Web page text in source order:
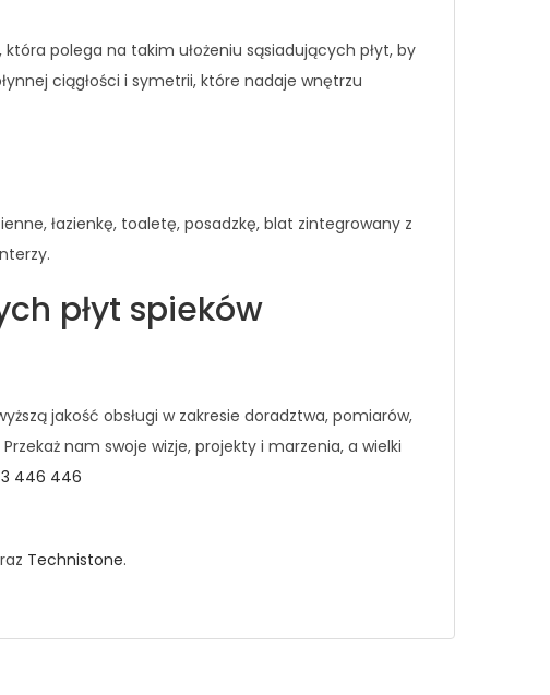
polega na takim ułożeniu sąsiadujących płyt, by
ciągłości i symetrii, które nadaje wnętrzu
łazienkę, toaletę, posadzkę, blat zintegrowany z
płyt spieków
jakość obsługi w zakresie doradztwa, pomiarów,
nam swoje wizje, projekty i marzenia, a wielki
446 446
Technistone.